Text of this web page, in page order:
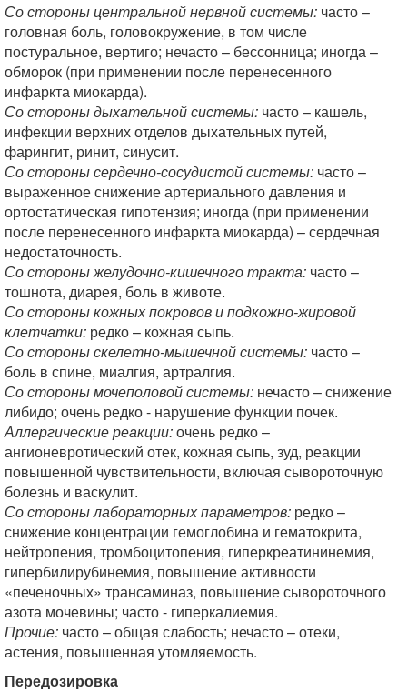
Со стороны центральной нервной системы: часто –
головная боль, головокружение, в том числе
постуральное, вертиго; нечасто – бессонница; иногда –
обморок (при применении после перенесенного
инфаркта миокарда).
Со стороны дыхательной системы: часто – кашель,
инфекции верхних отделов дыхательных путей,
фарингит, ринит, синусит.
Со стороны сердечно-сосудистой системы: часто –
выраженное снижение артериального давления и
ортостатическая гипотензия; иногда (при применении
после перенесенного инфаркта миокарда) – сердечная
недостаточность.
Со стороны желудочно-кишечного тракта: часто –
тошнота, диарея, боль в животе.
Со стороны кожных покровов и подкожно-жировой
клетчатки: редко – кожная сыпь.
Со стороны скелетно-мышечной системы: часто –
боль в спине, миалгия, артралгия.
Со стороны мочеполовой системы: нечасто – снижение
либидо; очень редко - нарушение функции почек.
Аллергические реакции:очень редко –
ангионевротический отек, кожная сыпь, зуд, реакции
повышенной чувствительности, включая сывороточную
болезнь и васкулит.
Со стороны лабораторных параметров: редко –
снижение концентрации гемоглобина и гематокрита,
нейтропения, тромбоцитопения, гиперкреатининемия,
гипербилирубинемия, повышение активности
«печеночных» трансаминаз, повышение сывороточного
азота мочевины; часто - гиперкалиемия.
Прочие: часто – общая слабость; нечасто – отеки,
астения, повышенная утомляемость.
Передозировка